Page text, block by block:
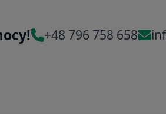
+48 796 758 658